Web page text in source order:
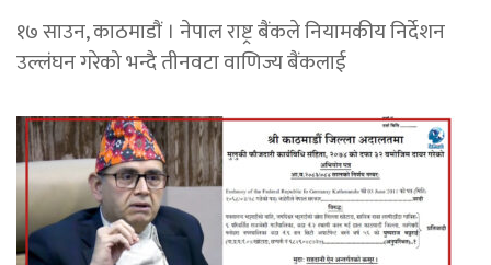
१७ साउन, काठमाडाैं । नेपाल राष्ट्र बैंकले नियामकीय निर्देशन
उल्लंघन गरेको भन्दै तीनवटा वाणिज्य बैंकलाई